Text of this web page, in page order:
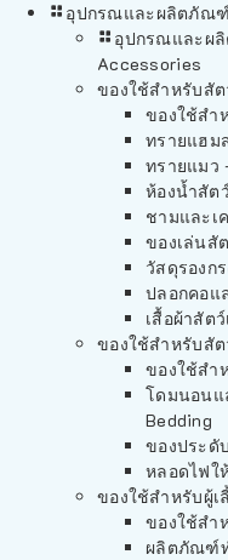
อุปกรณและผลิตภัณฑ์
อุปกรณและผ
Accessories
ของใช้สำหรับสัต
ของใช้สำ
ทรายแฮม
ทรายแมว
ห้องน้ำสัต
ชามและเ
ของเล่นสั
วัสดุรองก
ปลอกคอแ
เสื้อผ้าสัต
ของใช้สำหรับสัต
ของใช้สำ
โดมนอนแ
Bedding
ของประดั
หลอดไฟใ
ของใช้สำหรับผู้เ
ของใช้สำ
ผลิตภัณฑ์ท